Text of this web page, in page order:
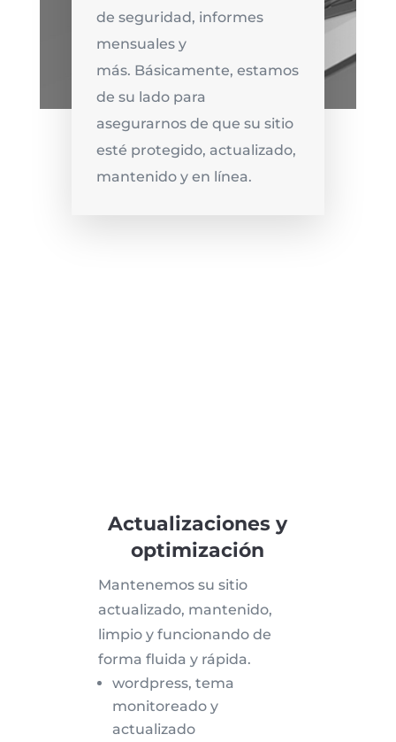
de seguridad, informes
mensuales y
más. Básicamente, estamos
de su lado para
asegurarnos de que su sitio
esté protegido, actualizado,
mantenido y en línea.
Actualizaciones y
optimización
Mantenemos su sitio
actualizado, mantenido,
limpio y funcionando de
forma fluida y rápida.
wordpress, tema
monitoreado y
actualizado